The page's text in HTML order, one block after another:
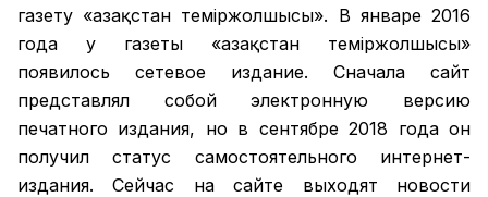
газету «Қазақстан темiржолшысы». В январе 2016
года у газеты «Қазақстан теміржолшысы»
появилось сетевое издание. Сначала сайт
представлял собой электронную версию
печатного издания, но в сентябре 2018 года он
получил статус самостоятельного интернет-
издания. Сейчас на сайте выходят новости